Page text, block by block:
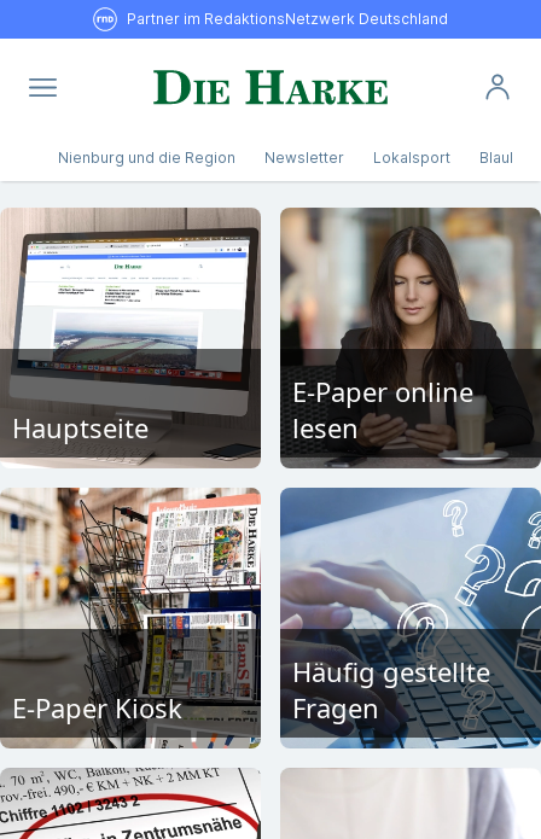
Partner im RedaktionsNetzwerk Deutschland
Nienburg und die Region Newsletter Lokalsport Blaulicht
Hauptseite
E-Paper online
lesen
E-Paper Kiosk
Häufig gestellte
Fragen